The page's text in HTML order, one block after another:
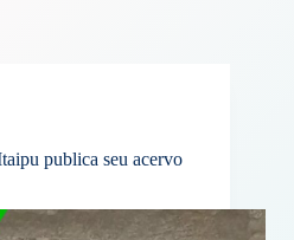
publica seu acervo